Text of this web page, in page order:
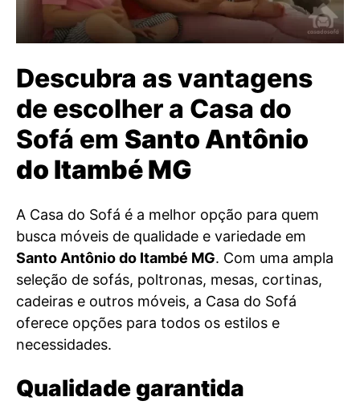
Descubra as vantagens
de escolher a Casa do
Sofá em Santo Antônio
do Itambé MG
A Casa do Sofá é a melhor opção para quem
busca móveis de qualidade e variedade em
Santo Antônio do Itambé MG. Com uma ampla
seleção de sofás, poltronas, mesas, cortinas,
cadeiras e outros móveis, a Casa do Sofá
oferece opções para todos os estilos e
necessidades.
Qualidade garantida